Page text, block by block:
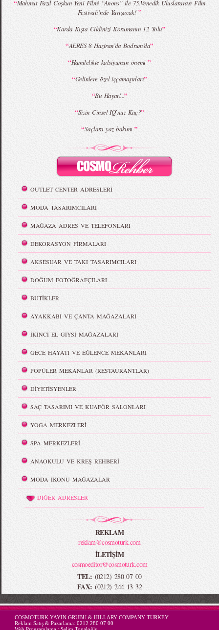
“Mahmut Fazıl Coşkun Yeni Filmi “Anons” ile 75.Venedik Uluslararası Film
Festivali’nde Yarışacak! ”
“Karda Kışta Cildinizi Korumanın 12 Yolu”
“AERES 8 Haziran’da Bodrum’da”
“Hamilelikte kalsiyumun önemi”
“Gelinlere özel iççamaşırları”
“Bu Hayat!...”
“Sizin Cinsel IQ`nuz Kaç?”
“Saçlara yaz bakımı”
OUTLET CENTER ADRESLERİ
MODA TASARIMCILARI
MAĞAZA ADRES VE TELEFONLARI
DEKORASYON FİRMALARI
AKSESUAR VE TAKI TASARIMCILARI
DOĞUM FOTOĞRAFÇILARI
BUTİKLER
AYAKKABI VE ÇANTA MAĞAZALARI
İKİNCİ EL GİYSİ MAĞAZALARI
GECE HAYATI VE EĞLENCE MEKANLARI
POPÜLER MEKANLAR (RESTAURANTLAR)
DİYETİSYENLER
SAÇ TASARIMI VE KUAFÖR SALONLARI
YOGA MERKEZLERİ
SPA MERKEZLERİ
ANAOKULU VE KREŞ REHBERİ
MODA İKONU MAĞAZALAR
DİĞER ADRESLER
REKLAM
reklam@cosmoturk.com
İLETİŞİM
cosmoeditor@cosmoturk.com
TEL: (0212) 280 07 00
FAX: (0212) 244 13 32
-->
COSMOTURK YAYIN GRUBU & HILLARY COMPANY TURKEY
Reklam Satış & Pazarlama: 0212 280 07 00